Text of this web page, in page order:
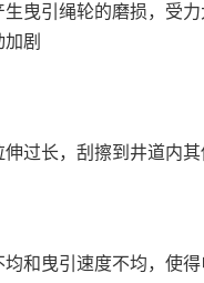
曳引绳轮的磨损，受
剧
过长，刮擦到井道内其
和曳引速度不均，使